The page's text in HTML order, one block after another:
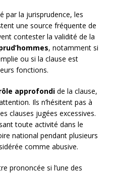
par la jurisprudence, les
une source fréquente de
contester la validité de la
, notamment si
ou si la clause est
fonctions.
approfondi de la clause,
Ils n’hésitent pas à
clauses jugées excessives.
toute activité dans le
national pendant plusieurs
comme abusive.
prononcée si l’une des